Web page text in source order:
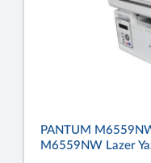
PANTUM
M6559NW Lazer